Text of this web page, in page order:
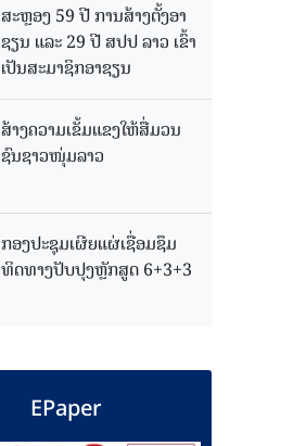
ສະຫຼອງ 59 ປີ ການສ້າງຕັ້ງອາ
ຊຽນ ແລະ 29 ປີ ສປປ ລາວ ເຂົ້າ
ເປັນສະມາຊິກອາຊຽນ
ສ້າງຄວາມເຂັ້ມແຂງໃຫ້ສື່ມວນ
ຊົນຊາວໜຸ່ມລາວ
ກອງປະຊຸມເຜີຍແຜ່ເຊື່ອມຊຶມ
ທິດທາງປັບປຸງຫຼັກສູດ 6+3+3
EPaper